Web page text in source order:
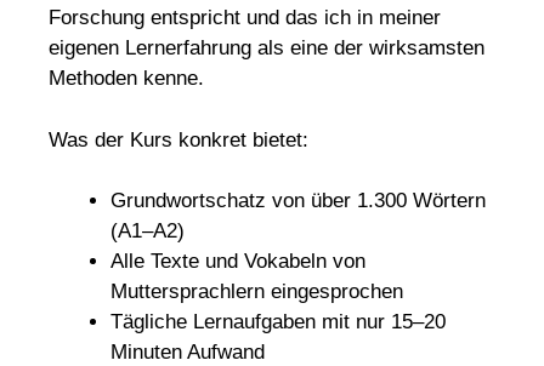
Forschung entspricht und das ich in meiner
eigenen Lernerfahrung als eine der wirksamsten
Methoden kenne.
Was der Kurs konkret bietet:
Grundwortschatz von über 1.300 Wörtern
(A1–A2)
Alle Texte und Vokabeln von
Muttersprachlern eingesprochen
Tägliche Lernaufgaben mit nur 15–20
Minuten Aufwand